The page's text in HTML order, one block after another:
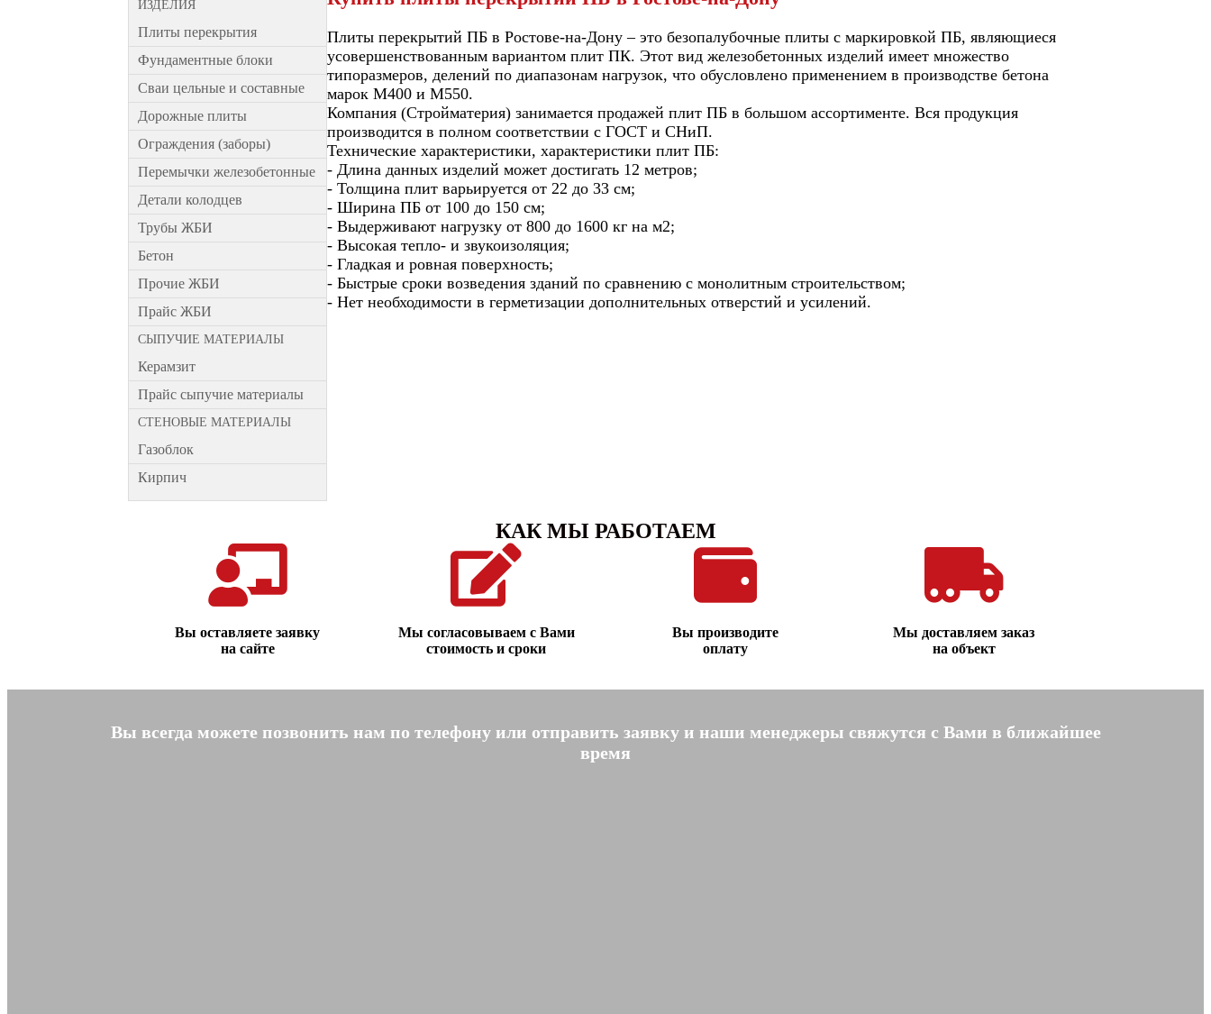
ИЗДЕЛИЯ
Плиты перекрытия
Фундаментные блоки
Сваи цельные и составные
Дорожные плиты
Ограждения (заборы)
Перемычки железобетонные
Детали колодцев
Трубы ЖБИ
Бетон
Прочие ЖБИ
Прайс ЖБИ
СЫПУЧИЕ МАТЕРИАЛЫ
Керамзит
Прайс сыпучие материалы
СТЕНОВЫЕ МАТЕРИАЛЫ
Газоблок
Кирпич
Плиты перекрытий ПБ в Ростове-на-Дону – это безопалубочные плиты с маркировкой ПБ, являющиеся
усовершенствованным вариантом плит ПК. Этот вид железобетонных изделий имеет множество
типоразмеров, делений по диапазонам нагрузок, что обусловлено применением в производстве бетона
марок М400 и М550.
Компания (Стройматерия) занимается продажей плит ПБ в большом ассортименте. Вся продукция
производится в полном соответствии с ГОСТ и СНиП.
Технические характеристики, характеристики плит ПБ:
- Длина данных изделий может достигать 12 метров;
- Толщина плит варьируется от 22 до 33 см;
- Ширина ПБ от 100 до 150 см;
- Выдерживают нагрузку от 800 до 1600 кг на м2;
- Высокая тепло- и звукоизоляция;
- Гладкая и ровная поверхность;
- Быстрые сроки возведения зданий по сравнению с монолитным строительством;
- Нет необходимости в герметизации дополнительных отверстий и усилений.
КАК МЫ РАБОТАЕМ
Вы оставляете заявку
на сайте
Мы согласовываем с Вами
стоимость и сроки
Вы производите
оплату
Мы доставляем заказ
на объект
Вы всегда можете позвонить нам по телефону или отправить заявку и наши менеджеры свяжутся с Вами в ближайшее
время